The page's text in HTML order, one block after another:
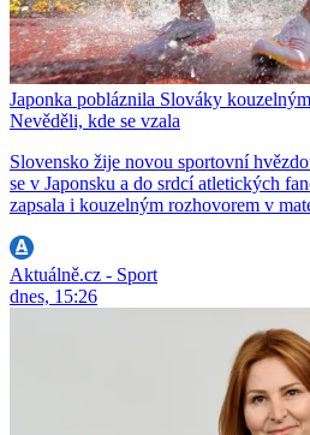
Japonka pobláznila Slováky
Nevěděli, kde se vzala
Slovensko žije novou sportovní
se v Japonsku a do srdcí atletických
zapsala i kouzelným rozhovorem v
Aktuálně.cz - Sport
dnes, 15:26